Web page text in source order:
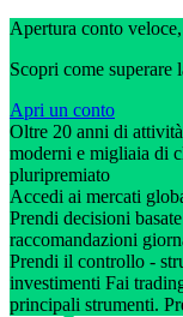
Apertura conto
Scopri come superare
Apri un conto
Oltre 20 anni di
moderni e migliaia di
pluripremiato
Accedi ai mercati
Prendi decisioni
raccomandazioni
Prendi il controllo -
investimenti Fai
principali strumenti.